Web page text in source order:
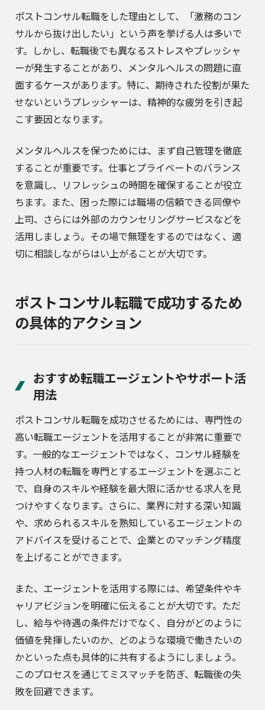
ポストコンサル転職をした理由として、「激務のコン
サルから抜け出したい」という声を挙げる人は多いで
す。しかし、転職後でも異なるストレスやプレッシャ
ーが発生することがあり、メンタルヘルスの問題に直
面するケースがあります。特に、期待された役割が果た
せないというプレッシャーは、精神的な疲労を引き起
こす要因となります。
メンタルヘルスを保つためには、まず自己管理を徹底
することが重要です。仕事とプライベートのバランス
を意識し、リフレッシュの時間を確保することが役立
ちます。また、困った際には職場の信頼できる同僚や
上司、さらには外部のカウンセリングサービスなどを
活用しましょう。その場で無理をするのではなく、適
切に相談しながらはい上がることが大切です。
ポストコンサル転職で成功するため
の具体的アクション
おすすめ転職エージェントやサポート活
用法
ポストコンサル転職を成功させるためには、専門性の
高い転職エージェントを活用することが非常に重要で
す。一般的なエージェントではなく、コンサル経験を
持つ人材の転職を専門とするエージェントを選ぶこと
で、自身のスキルや経験を最大限に活かせる求人を見
つけやすくなります。さらに、業界に対する深い知識
や、求められるスキルを熟知しているエージェントの
アドバイスを受けることで、企業とのマッチング精度
を上げることができます。
また、エージェントを活用する際には、希望条件やキ
ャリアビジョンを明確に伝えることが大切です。ただ
し、給与や待遇の条件だけでなく、自分がどのように
価値を発揮したいのか、どのような環境で働きたいの
かといった点も具体的に共有するようにしましょう。
このプロセスを通じてミスマッチを防ぎ、転職後の失
敗を回避できます。